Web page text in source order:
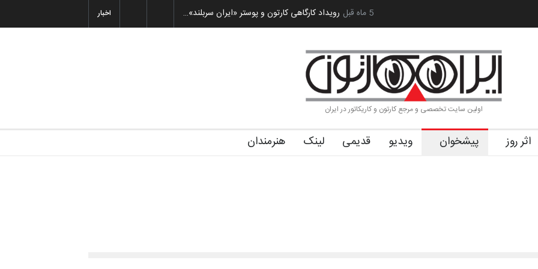
اخبار رویداد کارگاهی کارتون و پوستر «ایران سربلند»… 5 ماه قبل
اولین سایت تخصصی و مرجع کارتون و کاریکاتور در ایران
اثر روز پیشخوان ویدیو قدیمی لینک هنرمندان